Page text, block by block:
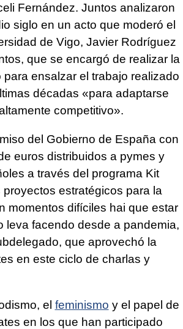
Fernández. Juntos analizaron
siglo en un acto que moderó el
de Vigo, Javier Rodríguez
que se encargó de realizar la
ensalzar el trabajo realizado
décadas «para adaptarse
competitivo».
del Gobierno de España con
euros distribuidos a pymes y
a través del programa Kit
proyectos estratégicos para la
momentos difíciles hai que estar
leva facendo desde a pandemia,
que aprovechó la
en este ciclo de charlas y
el feminismo y el papel de
en los que han participado